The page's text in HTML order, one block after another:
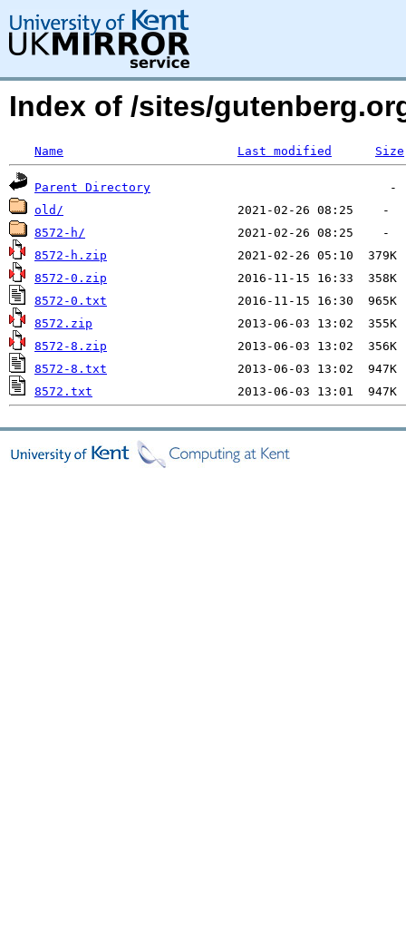
Index of /sites/
Name Last modified Size
Parent Directory
old/
8572-h/
8572-h.zip
8572-0.zip
8572-0.txt
8572.zip
8572-8.zip
8572-8.txt
8572.txt